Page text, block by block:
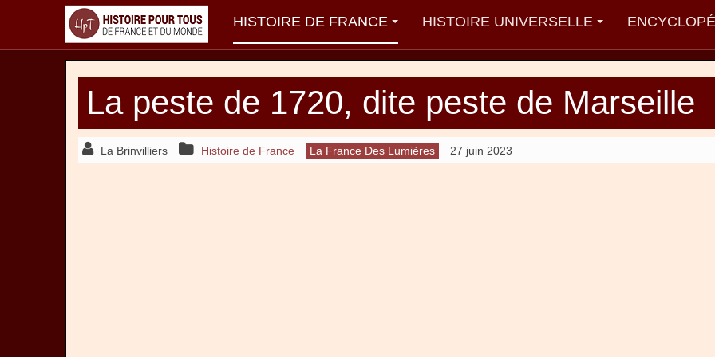
HISTOIRE DE FRANCE HISTOIRE UNIVERSELLE
La peste de 1720, dite peste de Marseille
La Brinvilliers Histoire de France La France Des Lumières 27 juin 2023